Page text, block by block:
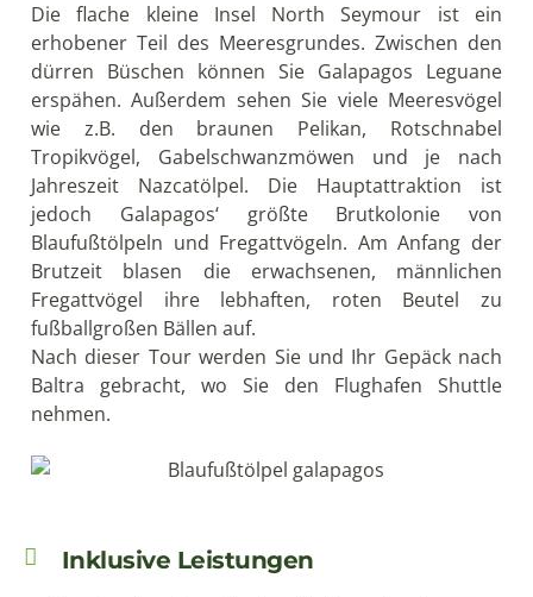
Die flache kleine Insel North Seymour ist ein
erhobener Teil des Meeresgrundes. Zwischen den
dürren Büschen können Sie Galapagos Leguane
erspähen. Außerdem sehen Sie viele Meeresvögel
wie z.B. den braunen Pelikan, Rotschnabel
Tropikvögel, Gabelschwanzmöwen und je nach
Jahreszeit Nazcatölpel. Die Hauptattraktion ist
jedoch Galapagos‘ größte Brutkolonie von
Blaufußtölpeln und Fregattvögeln. Am Anfang der
Brutzeit blasen die erwachsenen, männlichen
Fregattvögel ihre lebhaften, roten Beutel zu
fußballgroßen Bällen auf.
Nach dieser Tour werden Sie und Ihr Gepäck nach
Baltra gebracht, wo Sie den Flughafen Shuttle
nehmen.
Inklusive Leistungen